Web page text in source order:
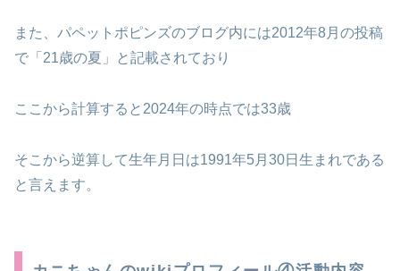
また、パペットポピンズのブログ内には2012年8月の投稿
で「21歳の夏」と記載されており
ここから計算すると2024年の時点では33歳
そこから逆算して生年月日は1991年5月30日生まれである
と言えます。